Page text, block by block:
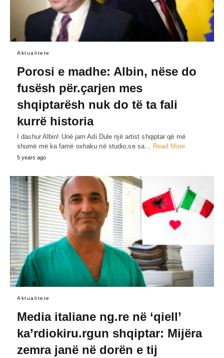
Aktualitete
Porosi e madhe: Albin, nëse do
fusësh për.çarjen mes
shqiptarësh nuk do të ta fali
kurrë historia
I dashur Albin! Unë jam Adi Dule një artist shqiptar që më
shumë më ka famë oxhaku në studio,se sa… Read More
5 years ago
Aktualitete
Media italiane ng.re në ‘qiell’
ka’rdiokiru.rgun shqiptar: Mijëra
zemra janë në dorën e tij